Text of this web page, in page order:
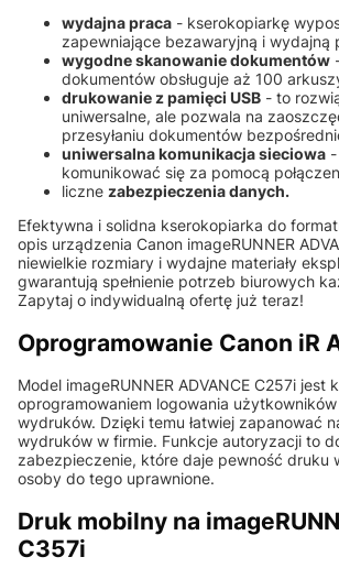
wydajna praca - kserokopiarkę
zapewniające bezawaryjną i wydajną
wygodne skanowanie dokumentów
dokumentów obsługuje aż 100
drukowanie z pamięci USB - to
uniwersalne, ale pozwala na
przesyłaniu dokumentów
uniwersalna komunikacja sieciowa
komunikować się za pomocą
liczne zabezpieczenia danych.
Efektywna i solidna kserokopiarka do
opis urządzenia Canon imageRUNNER
niewielkie rozmiary i wydajne materiały
gwarantują spełnienie potrzeb biurowych
Zapytaj o indywidualną ofertę już teraz!
Oprogramowanie Canon iR
Model imageRUNNER ADVANCE C257i jest
oprogramowaniem logowania
wydruków. Dzięki temu łatwiej zapanować
wydruków w firmie. Funkcje autoryzacji to
zabezpieczenie, które daje pewność druku
osoby do tego uprawnione.
Druk mobilny na
C357i